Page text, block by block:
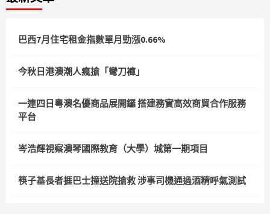
巴西7月住宅租金指數單月勁漲0.66%
今秋日港澳潮人瘋搶「彎刀褲」
一連四日粵澳名優商品展開鑼 搭建務實高效商貿合作服務
平台
岑浩輝視察澳琴國際教育（大學）城第一期項目
筷子基長者捱巴士撞送院搶救 涉事司機通過酒精呼氣測試